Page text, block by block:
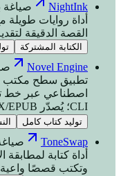
NightInk
صياغة
أداة روايات
القصة الدقيقة
الكتابة المشتركة
Novel Engine
تطبيق سطح مكتب
CLI؛ يُصدّر MD/DOCX/EPUB.
توليد كتاب كامل
ToneSwap
أداة كتابة
وتكتب قصصًا